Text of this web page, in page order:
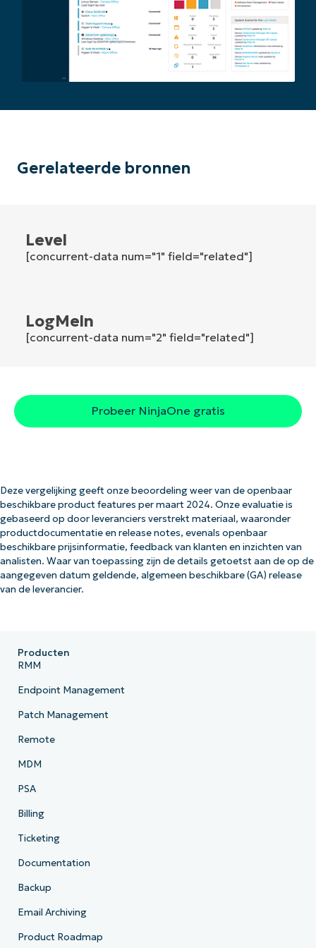
Gerelateerde bronnen
Level
[concurrent-data num="1" field="related"]
LogMeln
[concurrent-data num="2" field="related"]
Probeer NinjaOne gratis
Company
name*
Deze vergelijking geeft onze beoordeling weer van de openbaar
beschikbare product features per maart 2024. Onze evaluatie is
gebaseerd op door leveranciers verstrekt materiaal, waaronder
productdocumentatie en release notes, evenals openbaar
beschikbare prijsinformatie, feedback van klanten en inzichten van
analisten. Waar van toepassing zijn de details getoetst aan de op de
aangegeven datum geldende, algemeen beschikbare (GA) release
van de leverancier.
Producten
RMM
Endpoint Management
Patch Management
Remote
MDM
PSA
Billing
Ticketing
Documentation
Backup
Email Archiving
Product Roadmap